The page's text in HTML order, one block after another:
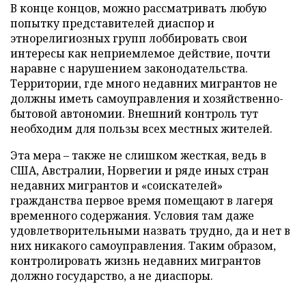
В конце концов, можно рассматривать любую
попытку представителей диаспор и
этнорелигиозных групп лоббировать свои
интересы как неприемлемое действие, почти
наравне с нарушением законодательства.
Территории, где много недавних мигрантов не
должны иметь самоуправления и хозяйственно-
бытовой автономии. Внешний контроль тут
необходим для пользы всех местных жителей.
Эта мера – также не слишком жесткая, ведь в
США, Австралии, Норвегии и ряде иных стран
недавних мигрантов и «соискателей»
гражданства первое время помещают в лагеря
временного содержания. Условия там даже
удовлетворительными назвать трудно, да и нет в
них никакого самоуправления. Таким образом,
контролировать жизнь недавних мигрантов
должно государство, а не диаспоры.